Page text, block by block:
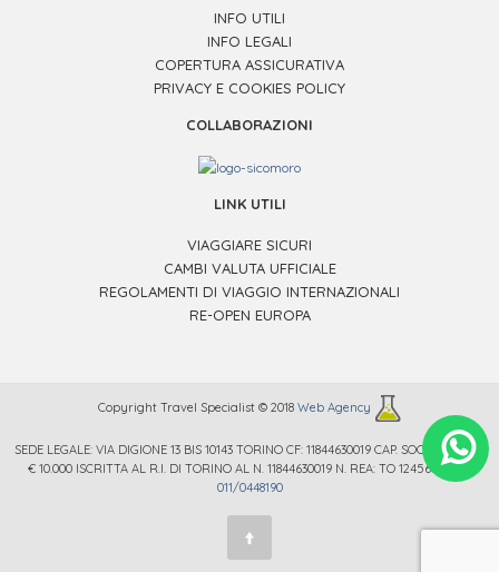
INFO UTILI
INFO LEGALI
COPERTURA ASSICURATIVA
PRIVACY E COOKIES POLICY
COLLABORAZIONI
LINK UTILI
VIAGGIARE SICURI
CAMBI VALUTA UFFICIALE
REGOLAMENTI DI VIAGGIO INTERNAZIONALI
RE-OPEN EUROPA
Copyright Travel Specialist © 2018 Web Agency
SEDE LEGALE: VIA DIGIONE 13 BIS 10143 TORINO CF: 11844630019 CAP. SOC. € 12.000 /
€ 10.000 ISCRITTA AL R.I. DI TORINO AL N. 11844630019 N. REA: TO 1245669 TEL.
011/0448190